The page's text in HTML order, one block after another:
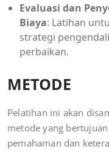
Evaluasi dan
Biaya: Latihan
strategi
perbaikan.
METODE
Pelatihan ini akan
metode yang
pemahaman dan